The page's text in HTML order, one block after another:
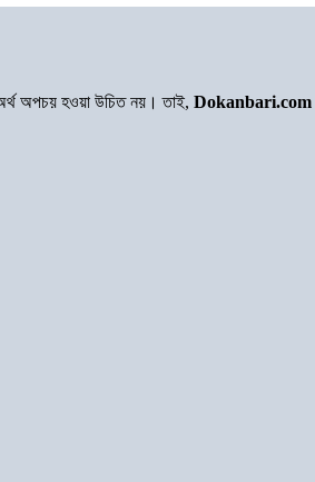
অপচয় হওয়া উচিত নয়। তাই, Dokanbari.com